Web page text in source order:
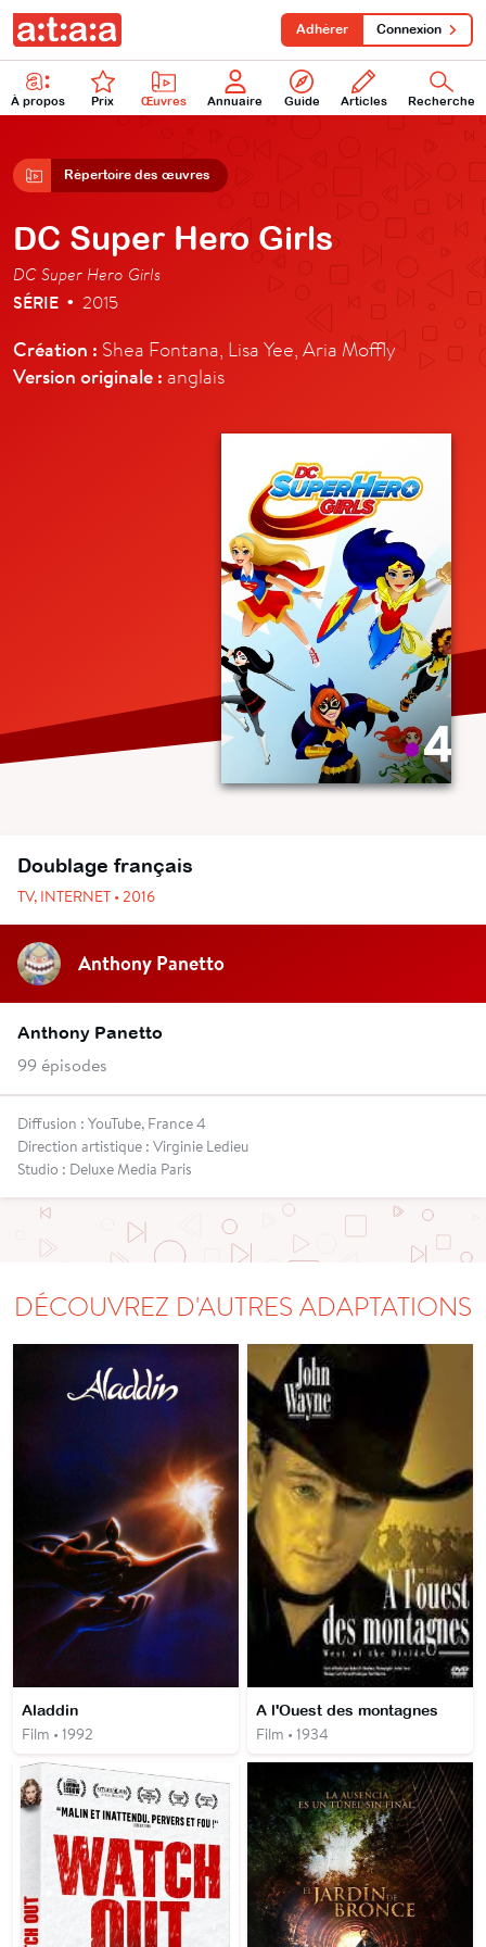
À propos Prix Œuvres Annuaire Guide Articles Recherche
Adhérer Connexion
Répertoire des œuvres
DC Super Hero Girls
DC Super Hero Girls
SÉRIE • 2015
Création : Shea Fontana, Lisa Yee, Aria Moffly
Version originale : anglais
Doublage français
TV, INTERNET • 2016
Anthony Panetto
Anthony Panetto
99 épisodes
Diffusion : YouTube, France 4
Direction artistique : Virginie Ledieu
Studio : Deluxe Media Paris
DÉCOUVREZ D'AUTRES ADAPTATIONS
Aladdin
Film • 1992
A l'Ouest des montagnes
Film • 1934